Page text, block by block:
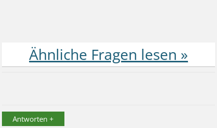
Antworten +